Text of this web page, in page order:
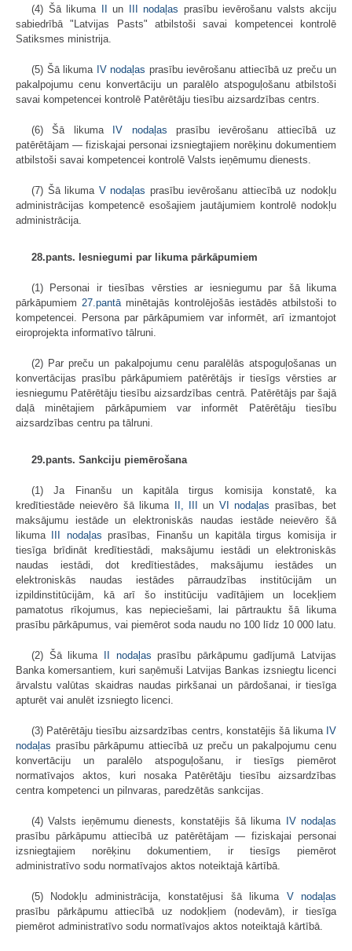
(4) Šā likuma II un III nodaļas prasību ievērošanu valsts akciju
sabiedrībā "Latvijas Pasts" atbilstoši savai kompetencei kontrolē
Satiksmes ministrija.
(5) Šā likuma IV nodaļas prasību ievērošanu attiecībā uz preču un
pakalpojumu cenu konvertāciju un paralēlo atspoguļošanu atbilstoši
savai kompetencei kontrolē Patērētāju tiesību aizsardzības centrs.
(6) Šā likumaIV nodaļas prasību ievērošanu attiecībā uz
patērētājam — fiziskajai personai izsniegtajiem norēķinu dokumentiem
atbilstoši savai kompetencei kontrolē Valsts ieņēmumu dienests.
(7) Šā likuma V nodaļas prasību ievērošanu attiecībā uz nodokļu
administrācijas kompetencē esošajiem jautājumiem kontrolē nodokļu
administrācija.
28.pants. Iesniegumi par likuma pārkāpumiem
(1) Personai ir tiesības vērsties ar iesniegumu par šā likuma
pārkāpumiem 27.pantāminētajās kontrolējošās iestādēs atbilstoši to
kompetencei. Persona par pārkāpumiem var informēt, arī izmantojot
eiroprojekta informatīvo tālruni.
(2) Par preču un pakalpojumu cenu paralēlās atspoguļošanas un
konvertācijas prasību pārkāpumiem patērētājs ir tiesīgs vērsties ar
iesniegumu Patērētāju tiesību aizsardzības centrā. Patērētājs par šajā
daļā minētajiem pārkāpumiem var informēt Patērētāju tiesību
aizsardzības centru pa tālruni.
29.pants. Sankciju piemērošana
(1) Ja Finanšu un kapitāla tirgus komisija konstatē, ka
kredītiestāde neievēro šā likuma II, IIIun VI nodaļas prasības, bet
maksājumu iestāde un elektroniskās naudas iestāde neievēro šā
likuma III nodaļas prasības, Finanšu un kapitāla tirgus komisija ir
tiesīga brīdināt kredītiestādi, maksājumu iestādi un elektroniskās
naudas iestādi, dot kredītiestādes, maksājumu iestādes un
elektroniskās naudas iestādes pārraudzības institūcijām un
izpildinstitūcijām, kā arī šo institūciju vadītājiem un locekļiem
pamatotus rīkojumus, kas nepieciešami, lai pārtrauktu šā likuma
prasību pārkāpumus, vai piemērot soda naudu no 100 līdz 10 000 latu.
(2) Šā likuma II nodaļas prasību pārkāpumu gadījumā Latvijas
Banka komersantiem, kuri saņēmuši Latvijas Bankas izsniegtu licenci
ārvalstu valūtas skaidras naudas pirkšanai un pārdošanai, ir tiesīga
apturēt vai anulēt izsniegto licenci.
(3) Patērētāju tiesību aizsardzības centrs, konstatējis šā likumaIV
nodaļas prasību pārkāpumu attiecībā uz preču un pakalpojumu cenu
konvertāciju un paralēlo atspoguļošanu, ir tiesīgs piemērot
normatīvajos aktos, kuri nosaka Patērētāju tiesību aizsardzības
centra kompetenci un pilnvaras, paredzētās sankcijas.
(4) Valsts ieņēmumu dienests, konstatējis šā likuma IV nodaļas
prasību pārkāpumu attiecībā uz patērētājam — fiziskajai personai
izsniegtajiem norēķinu dokumentiem, ir tiesīgs piemērot
administratīvo sodu normatīvajos aktos noteiktajā kārtībā.
(5) Nodokļu administrācija, konstatējusi šā likuma V nodaļas
prasību pārkāpumu attiecībā uz nodokļiem (nodevām), ir tiesīga
piemērot administratīvo sodu normatīvajos aktos noteiktajā kārtībā.